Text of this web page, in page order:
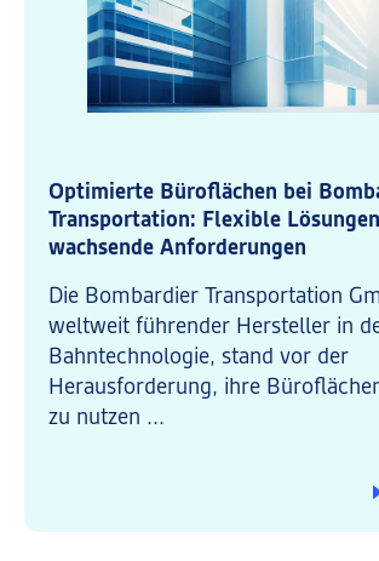
Optimierte Büroflächen bei
Transportation: Flexible
wachsende Anforderungen
Die Bombardier Transportation
weltweit führender Hersteller in
Bahntechnologie, stand vor der
Herausforderung, ihre
zu nutzen ...